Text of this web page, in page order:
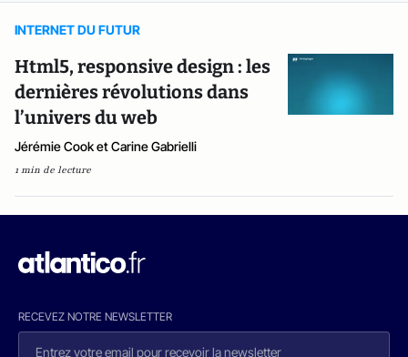
INTERNET DU FUTUR
Html5, responsive design : les
dernières révolutions dans
l’univers du web
Jérémie Cook et Carine Gabrielli
1 min de lecture
RECEVEZ NOTRE NEWSLETTER